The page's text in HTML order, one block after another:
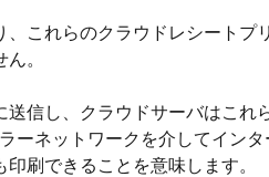
これらのクラウドレシートプ
。
信し、クラウドサーバはこれ
ーネットワークを介してインタ
刷できることを意味します。